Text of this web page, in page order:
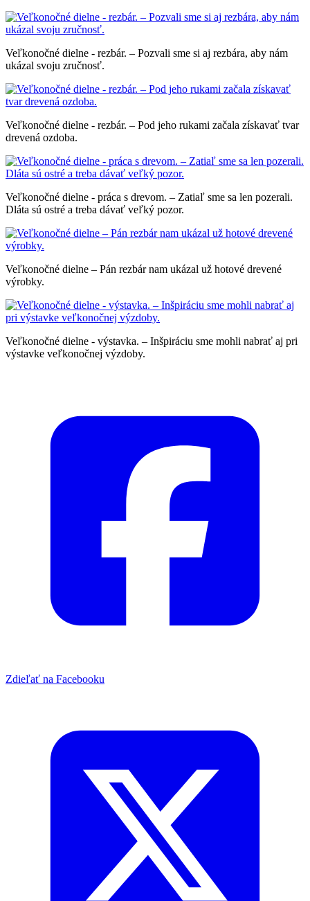
Veľkonočné dielne - rezbár. – Pozvali sme si aj rezbára, aby nám
ukázal svoju zručnosť.
Veľkonočné dielne - rezbár. – Pod jeho rukami začala získavať tvar
drevená ozdoba.
Veľkonočné dielne - práca s drevom. – Zatiaľ sme sa len pozerali.
Dláta sú ostré a treba dávať veľký pozor.
Veľkonočné dielne – Pán rezbár nam ukázal už hotové drevené
výrobky.
Veľkonočné dielne - výstavka. – Inšpiráciu sme mohli nabrať aj pri
výstavke veľkonočnej výzdoby.
Zdieľať na Facebooku